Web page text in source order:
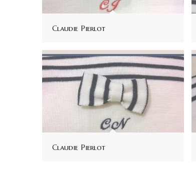
Claudie Pierlot
Claudie Pierlot